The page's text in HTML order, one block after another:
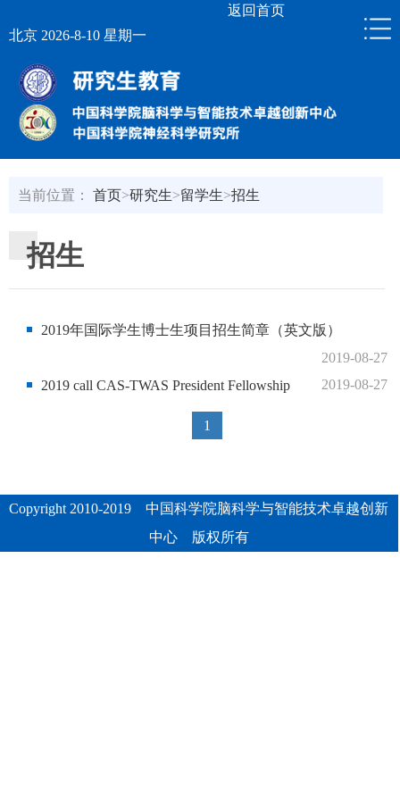
返回首页
北京 2026-8-10 星期一
当前位置： 首页>研究生>留学生>招生
招生
2019年国际学生博士生项目招生简章（英文版）
2019-08-27
2019 call CAS-TWAS President Fellowship
2019-08-27
1
Copyright 2010-2019 中国科学院脑科学与智能技术卓越创新
中心 版权所有